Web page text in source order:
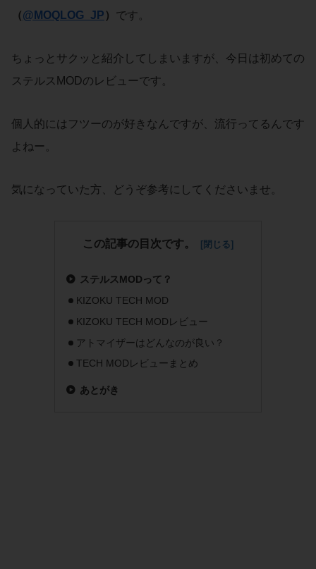
（@MOQLOG_JP ） です。
ちょっとサクッと紹介してしまいますが、今日は初めての
ステルスMODのレビューです。
個人的にはフツーのが好きなんですが、流行ってるんです
よねー。
気になっていた方、どうぞ参考にしてくださいませ。
この記事の目次です。
ステルスMODって？
KIZOKU TECH MOD
KIZOKU TECH MODレビュー
アトマイザーはどんなのが良い？
TECH MODレビューまとめ
あとがき